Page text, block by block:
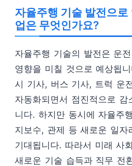
자율주행 기술 발전으로
업은 무엇인가요?
자율주행 기술의 발전은 운
영향을 미칠 것으로 예상됩
시 기사, 버스 기사, 트럭 운
자동화되면서 점진적으로 감
니다. 하지만 동시에 자율주
지보수, 관제 등 새로운 일자
기대됩니다. 따라서 미래 사
새로운 기술 습득과 직무 전